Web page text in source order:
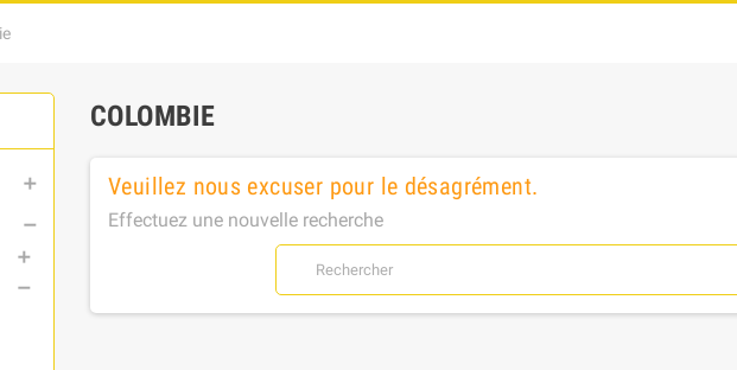
add
remove
add
remove
COLOMBIE
Veuillez nous excuser pour le désagrément.
Effectuez une nouvelle recherche